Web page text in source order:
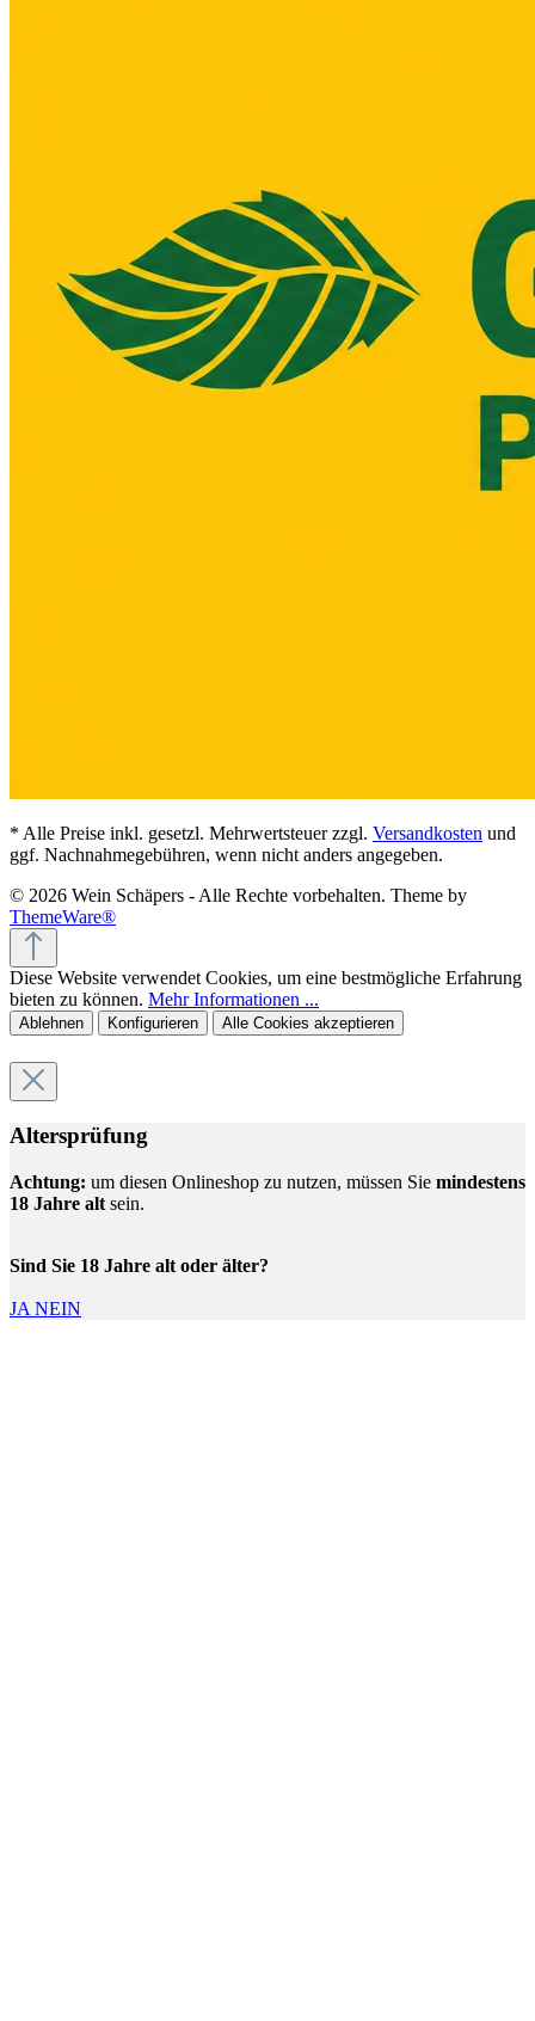
* Alle Preise inkl. gesetzl. Mehrwertsteuer zzgl. Versandkosten und
ggf. Nachnahmegebühren, wenn nicht anders angegeben.
© 2026 Wein Schäpers - Alle Rechte vorbehalten. Theme by
ThemeWare®
Diese Website verwendet Cookies, um eine bestmögliche Erfahrung
bieten zu können. Mehr Informationen ...
Ablehnen Konfigurieren Alle Cookies akzeptieren
Altersprüfung
Achtung: um diesen Onlineshop zu nutzen, müssen Sie mindestens
18 Jahre alt sein.
Sind Sie 18 Jahre alt oder älter?
JA NEIN